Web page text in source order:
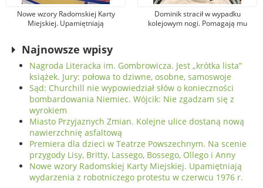
Nowe wzory Radomskiej Karty
Miejskiej. Upamiętniają
Dominik stracił w wypadku
kolejowym nogi. Pomagają mu
Najnowsze wpisy
Nagroda Literacka im. Gombrowicza. Jest „krótka lista”
książek. Jury: połowa to dziwne, osobne, samoswoje
Sąd: Churchill nie wypowiedział słów o konieczności
bombardowania Niemiec. Wójcik: Nie zgadzam się z
wyrokiem
Miasto Przyjaznych Zmian. Kolejne ulice dostaną nową
nawierzchnię asfaltową
Premiera dla dzieci w Teatrze Powszechnym. Na scenie
przygody Lisy, Britty, Lassego, Bossego, Ollego i Anny
Nowe wzory Radomskiej Karty Miejskiej. Upamiętniają
wydarzenia z robotniczego protestu w czerwcu 1976 r.